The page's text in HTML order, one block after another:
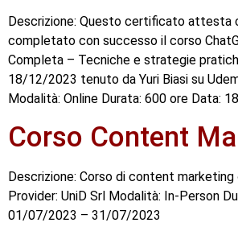
Descrizione: Questo certificato attesta
completato con successo il corso
Completa – Tecniche e strategie
18/12/2023 tenuto da Yuri Biasi su
Modalità: Online Durata: 600 ore Data:
Corso Content
Descrizione: Corso di content
Provider: UniD Srl Modalità: In-Person
01/07/2023 – 31/07/2023